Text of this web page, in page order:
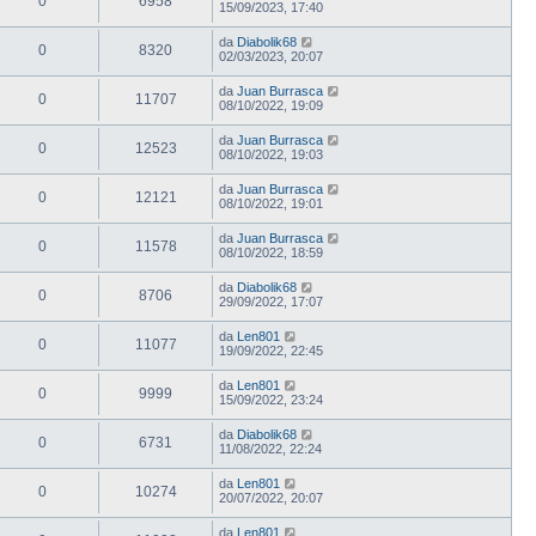
15/09/2023, 17:40
0 8320 da Diabolik68
02/03/2023, 20:07
0 11707 da Juan Burrasca
08/10/2022, 19:09
0 12523 da Juan Burrasca
08/10/2022, 19:03
0 12121 da Juan Burrasca
08/10/2022, 19:01
0 11578 da Juan Burrasca
08/10/2022, 18:59
0 8706 da Diabolik68
29/09/2022, 17:07
0 11077 da Len801
19/09/2022, 22:45
0 9999 da Len801
15/09/2022, 23:24
0 6731 da Diabolik68
11/08/2022, 22:24
0 10274 da Len801
20/07/2022, 20:07
da Len801